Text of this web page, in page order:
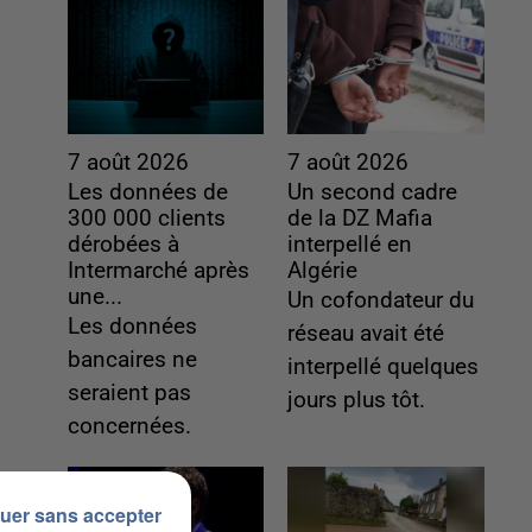
7 août 2026
Les données de
300 000 clients
dérobées à
Intermarché après
une...
Les données
bancaires ne
seraient pas
concernées.
7 août 2026
Un second cadre
de la DZ Mafia
interpellé en
Algérie
Un cofondateur du
réseau avait été
interpellé quelques
jours plus tôt.
sans accepter